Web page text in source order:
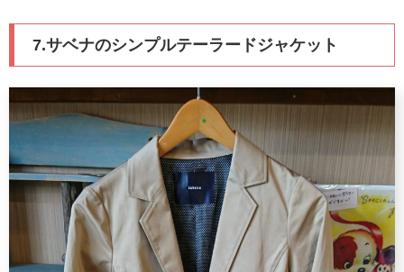
7.サベナのシンプルテーラードジャケット